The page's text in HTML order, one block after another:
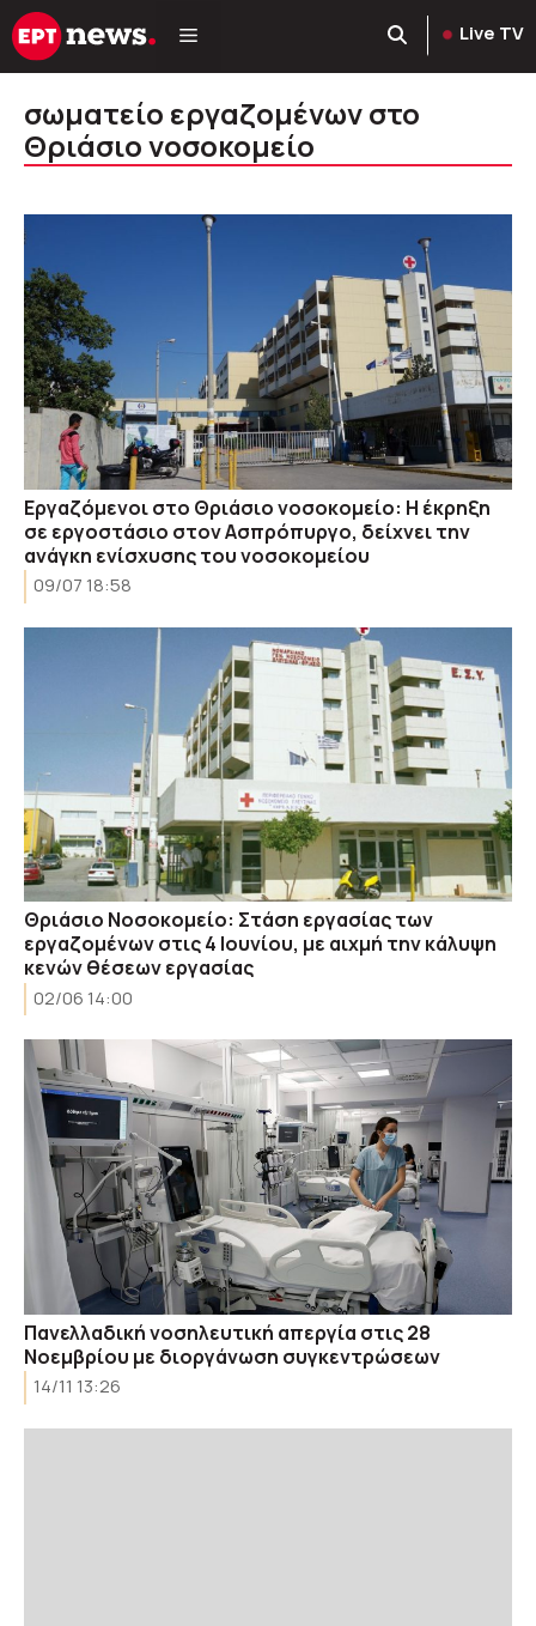
Μετάβαση
σε
Live TV
σωματείο εργαζομένων στο
Θριάσιο νοσοκομείο
Εργαζόμενοι στο Θριάσιο νοσοκομείο: Η έκρηξη
σε εργοστάσιο στον Ασπρόπυργο, δείχνει την
ανάγκη ενίσχυσης του νοσοκομείου
09/07 18:58
Θριάσιο Νοσοκομείο: Στάση εργασίας των
εργαζομένων στις 4 Ιουνίου, με αιχμή την κάλυψη
κενών θέσεων εργασίας
02/06 14:00
Πανελλαδική νοσηλευτική απεργία στις 28
Νοεμβρίου με διοργάνωση συγκεντρώσεων
14/11 13:26